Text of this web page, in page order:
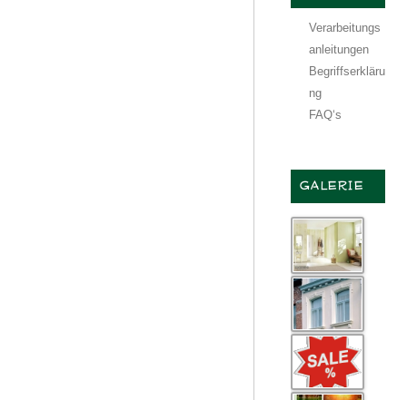
Verarbeitungs
anleitungen
Begriffserkläru
ng
FAQ‘s
GALERIE